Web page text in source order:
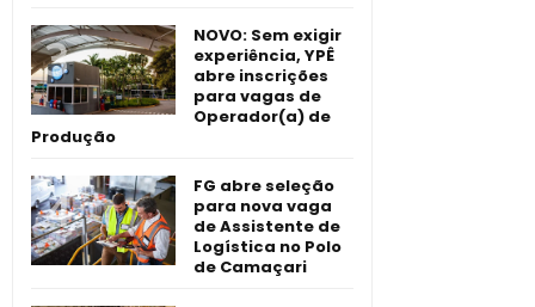
NOVO: Sem exigir
experiência, YPÊ
abre inscrições
para vagas de
Operador(a) de
Produção
FG abre seleção
para nova vaga
de Assistente de
Logística no Polo
de Camaçari